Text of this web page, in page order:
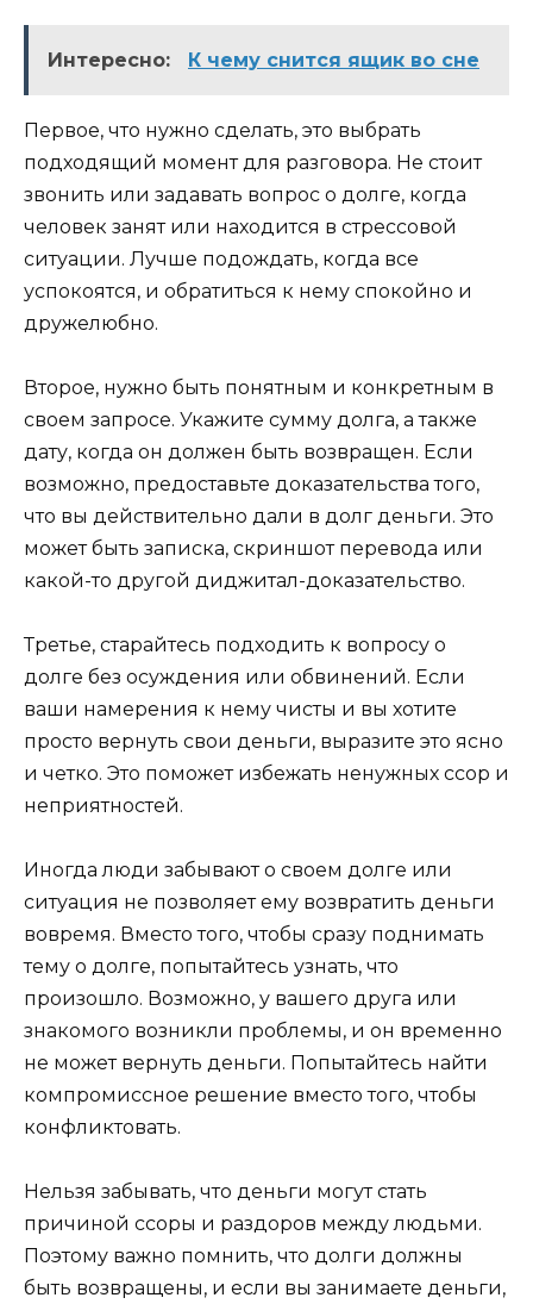
Интересно: К чему снится ящик во сне
Первое, что нужно сделать, это выбрать
подходящий момент для разговора. Не стоит
звонить или задавать вопрос о долге, когда
человек занят или находится в стрессовой
ситуации. Лучше подождать, когда все
успокоятся, и обратиться к нему спокойно и
дружелюбно.
Второе, нужно быть понятным и конкретным в
своем запросе. Укажите сумму долга, а также
дату, когда он должен быть возвращен. Если
возможно, предоставьте доказательства того,
что вы действительно дали в долг деньги. Это
может быть записка, скриншот перевода или
какой-то другой диджитал-доказательство.
Третье, старайтесь подходить к вопросу о
долге без осуждения или обвинений. Если
ваши намерения к нему чисты и вы хотите
просто вернуть свои деньги, выразите это ясно
и четко. Это поможет избежать ненужных ссор и
неприятностей.
Иногда люди забывают о своем долге или
ситуация не позволяет ему возвратить деньги
вовремя. Вместо того, чтобы сразу поднимать
тему о долге, попытайтесь узнать, что
произошло. Возможно, у вашего друга или
знакомого возникли проблемы, и он временно
не может вернуть деньги. Попытайтесь найти
компромиссное решение вместо того, чтобы
конфликтовать.
Нельзя забывать, что деньги могут стать
причиной ссоры и раздоров между людьми.
Поэтому важно помнить, что долги должны
быть возвращены, и если вы занимаете деньги,